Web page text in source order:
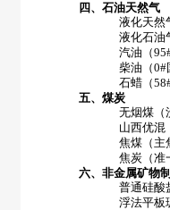
四、石油天然气
液化天然
液化石油
汽油（
柴油（0#
石蜡（
五、煤炭
无烟煤（
山西优混
焦煤（主
焦炭（准
六、非金属矿物
普通硅酸
浮法平板